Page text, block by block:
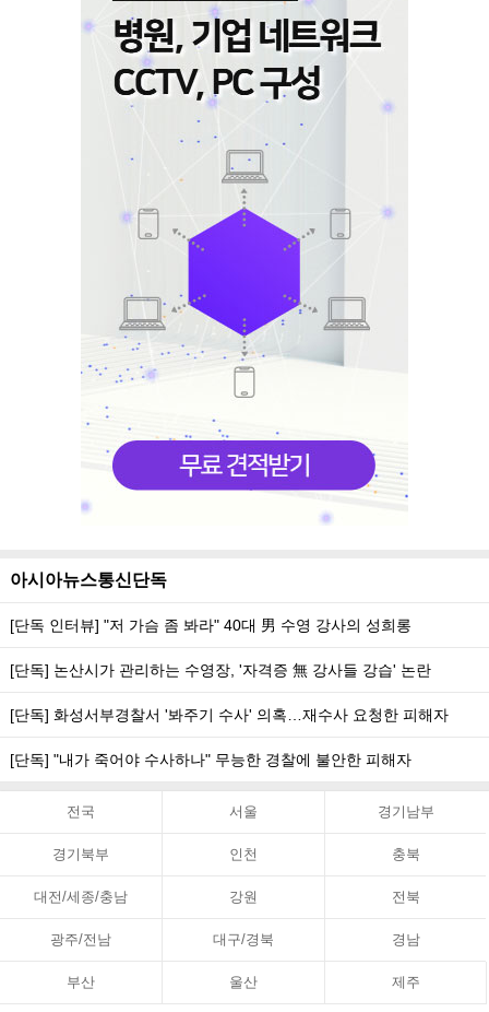
아시아뉴스통신단독
[단독 인터뷰] "저 가슴 좀 봐라" 40대 男 수영 강사의 성희롱
[단독] 논산시가 관리하는 수영장, '자격증 無 강사들 강습' 논란
[단독] 화성서부경찰서 '봐주기 수사' 의혹…재수사 요청한 피해자
[단독] "내가 죽어야 수사하나" 무능한 경찰에 불안한 피해자
전국 서울 경기남부
경기북부 인천 충북
대전/세종/충남 강원 전북
광주/전남 대구/경북 경남
부산 울산 제주